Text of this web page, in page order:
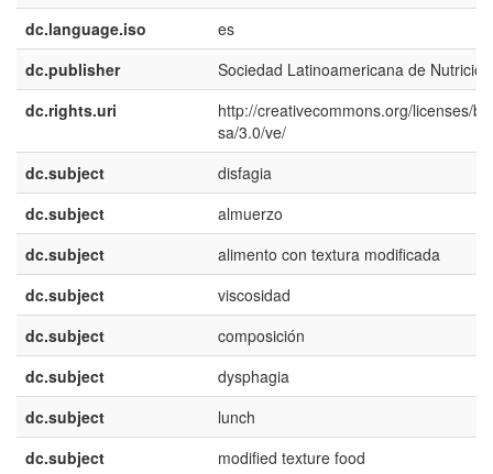
dc.language.iso
es
dc.publisher
Sociedad Latinoamericana de Nutrición
dc.rights.uri
http://creativecommons.org/licenses/
sa/3.0/ve/
dc.subject
disfagia
dc.subject
almuerzo
dc.subject
alimento con textura modificada
dc.subject
viscosidad
dc.subject
composición
dc.subject
dysphagia
dc.subject
lunch
dc.subject
modified texture food